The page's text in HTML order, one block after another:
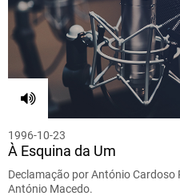
1996-10-23
À Esquina da Um
Declamação por António Cardoso
António Macedo.